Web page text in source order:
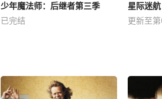
少年魔法师：后继者第三季
已完结
星际迷
更新至